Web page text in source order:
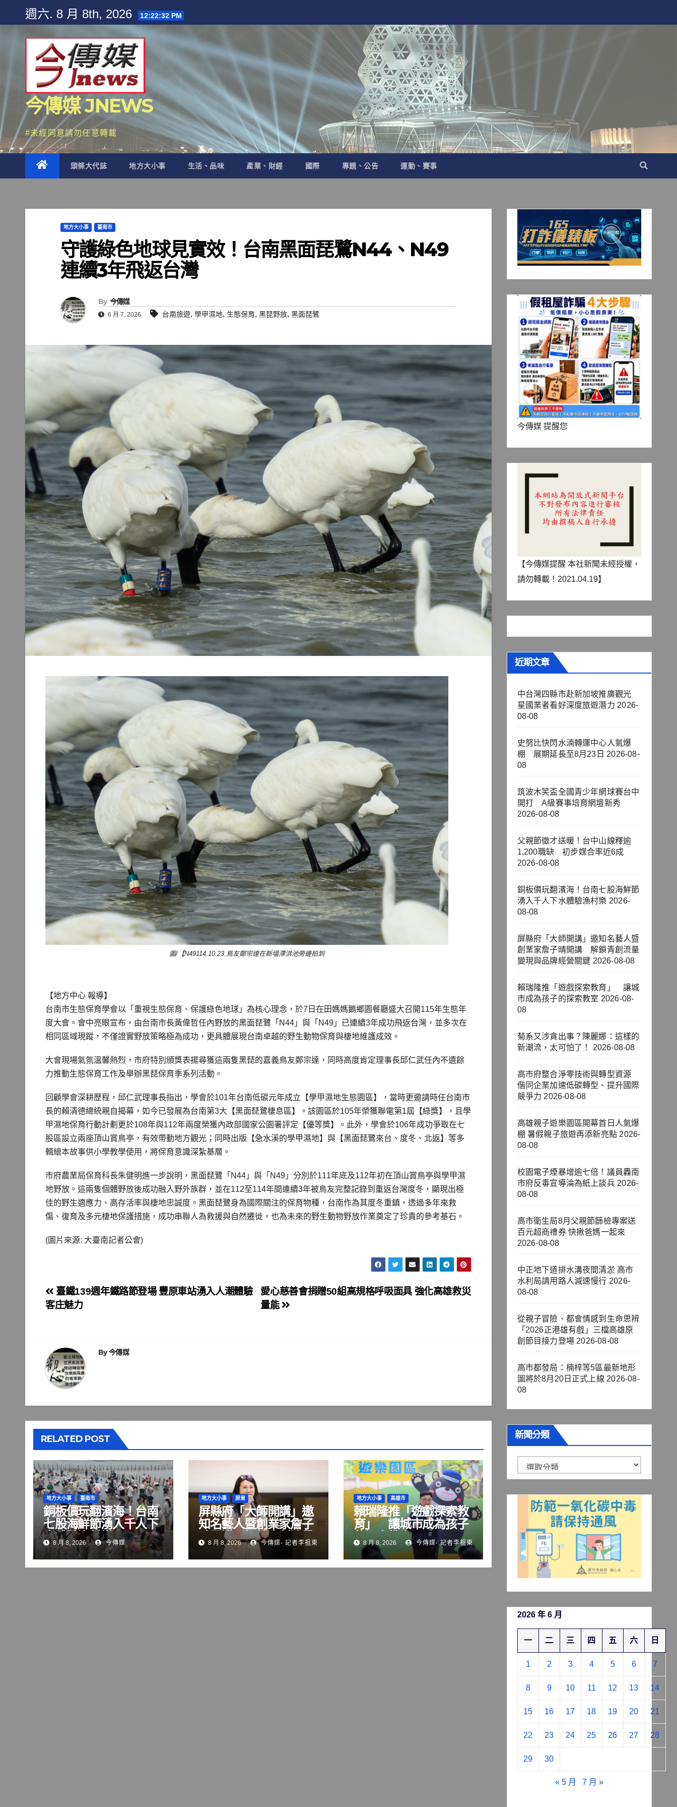
content
週六. 8 月 8th, 2026 12:22:34 PM
今傳媒 JNEWS
#未經同意請勿任意轉載
頭條大代誌 地方大小事 生活、品味 產業、財經 國際 專題、公告 運動、賽事
地方大小事 臺南市
守護綠色地球見實效！台南黑面琵鷺N44、N49
連續3年飛返台灣
By 今傳媒
6 月 7, 2026 台南旅遊, 學甲濕地, 生態保育, 黑琵野放, 黑面琵鷺
圖/【N49114.10.23.鳥友鄭宗達在新塭滯洪池旁邊拍到
【地方中心 報導】
台南市生態保育學會以「重視生態保育、保護綠色地球」為核心理念，於7日在田媽媽鵝鄉園餐廳盛大召開115年生態年
度大會。會中亮眼宣布，由台南市長黃偉哲任內野放的黑面琵鷺「N44」與「N49」已連續3年成功飛返台灣，並多次在
相同區域現蹤，不僅證實野放策略極為成功，更具體展現台南卓越的野生動物保育與棲地維護成效。
大會現場氣氛溫馨熱烈，市府特別頒獎表揚尋獲這兩隻黑琵的嘉義鳥友鄭宗達，同時高度肯定理事長邱仁武任內不遺餘
力推動生態保育工作及舉辦黑琵保育季系列活動。
回顧學會深耕歷程，邱仁武理事長指出，學會於101年台南低碳元年成立【學甲濕地生態園區】，當時更邀請時任台南市
長的賴清德總統親自揭幕，如今已發展為台南第3大【黑面琵鷺棲息區】。該園區於105年榮獲聯電第1屆【綠獎】，且學
甲濕地保育行動計劃更於108年與112年兩度榮獲內政部國家公園署評定【優等獎】。此外，學會於106年成功爭取在七
股區設立兩座頂山賞鳥亭，有效帶動地方觀光；同時出版【急水溪的學甲濕地】與【黑面琵鷺來台、度冬、北返】等多
輯繪本故事供小學教學使用，將保育意識深紮基層。
市府農業局保育科長朱健明進一步說明，黑面琵鷺「N44」與「N49」分別於111年底及112年初在頂山賞鳥亭與學甲濕
地野放。這兩隻個體野放後成功融入野外族群，並在112至114年間連續3年被鳥友完整記錄到重返台灣度冬，顯現出極
佳的野生適應力、高存活率與棲地忠誠度。黑面琵鷺身為國際關注的保育物種，台南作為其度冬重鎮，透過多年來救
傷、復育及多元棲地保護措施，成功串聯人為救援與自然遷徙，也為未來的野生動物野放作業奠定了珍貴的參考基石。
(圖片來源: 大臺南記者公會)
文
章
覽
愛心慈善會捐贈50組高規格呼吸面具 強化高雄救災
量能
臺鐵139週年鐵路節登場 豐原車站湧入人潮體驗
客庄魅力
By今傳媒
RELATED POST
地方大小事 臺南市
銅板價玩翻濱海！台南
七股海鮮節湧入千人下
水體驗漁村樂
8 月 8, 2026 今傳媒
地方大小事 屏東
屏縣府「大師開講」邀
知名藝人暨創業家詹子
晴開講 解鎖青創流量
變現與品牌經營關鍵
8 月 8, 2026 今傳媒- 記者李祖東
地方大小事 高雄市
賴瑞隆推「遊戲探索教
育」 讓城市成為孩子
的探索教室
8 月 8, 2026 今傳媒- 記者李祖東
今傳媒 提醒您
【今傳媒提醒 本社新聞未經授權，
請勿轉載！2021.04.19】
近期文章
中台灣四縣市赴新加坡推廣觀光
星國業者看好深度旅遊潛力 2026-
08-08
史努比快閃水湳轉運中心人氣爆
棚 展期延長至8月23日 2026-08-
08
筑波木笑盃全國青少年網球賽台中
開打 A級賽事培育網壇新秀
2026-08-08
父親節徵才送暖！台中山線釋逾
1,200職缺 初步媒合率近6成
2026-08-08
銅板價玩翻濱海！台南七股海鮮節
湧入千人下水體驗漁村樂 2026-
08-08
屏縣府「大師開講」邀知名藝人暨
創業家詹子晴開講 解鎖青創流量
變現與品牌經營關鍵 2026-08-08
賴瑞隆推「遊戲探索教育」 讓城
市成為孩子的探索教室 2026-08-
08
菊系又涉貪出事？陳麗娜：這樣的
新潮流，太可怕了！
2026-08-08
高市府整合淨零技術與轉型資源
偕同企業加速低碳轉型、提升國際
競爭力 2026-08-08
高雄親子遊樂園區開幕首日人氣爆
棚 暑假親子旅遊再添新亮點 2026-
08-08
校園電子煙暴增逾七倍！議員轟南
市府反毒宣導淪為紙上談兵 2026-
08-08
高市衛生局8月父親節篩檢專案送
百元超商禮券 快揪爸媽一起來
2026-08-08
中正地下道排水溝夜間清淤 高市
水利局請用路人減速慢行 2026-
08-08
從親子冒險、都會情感到生命思辨
「2026正港雄有戲」三檔高雄原
創節目接力登場 2026-08-08
高市都發局：楠梓等5區最新地形
圖將於8月20日正式上線 2026-08-
08
新聞分類
聞
分
2026 年 6 月
一 二 三 四 五 六 日
1 2 3 4 5 6 7
8 9 10 11 12 13 14
15 16 17 18 19 20 21
22 23 24 25 26 27 28
29 30
« 5 月 7 月 »